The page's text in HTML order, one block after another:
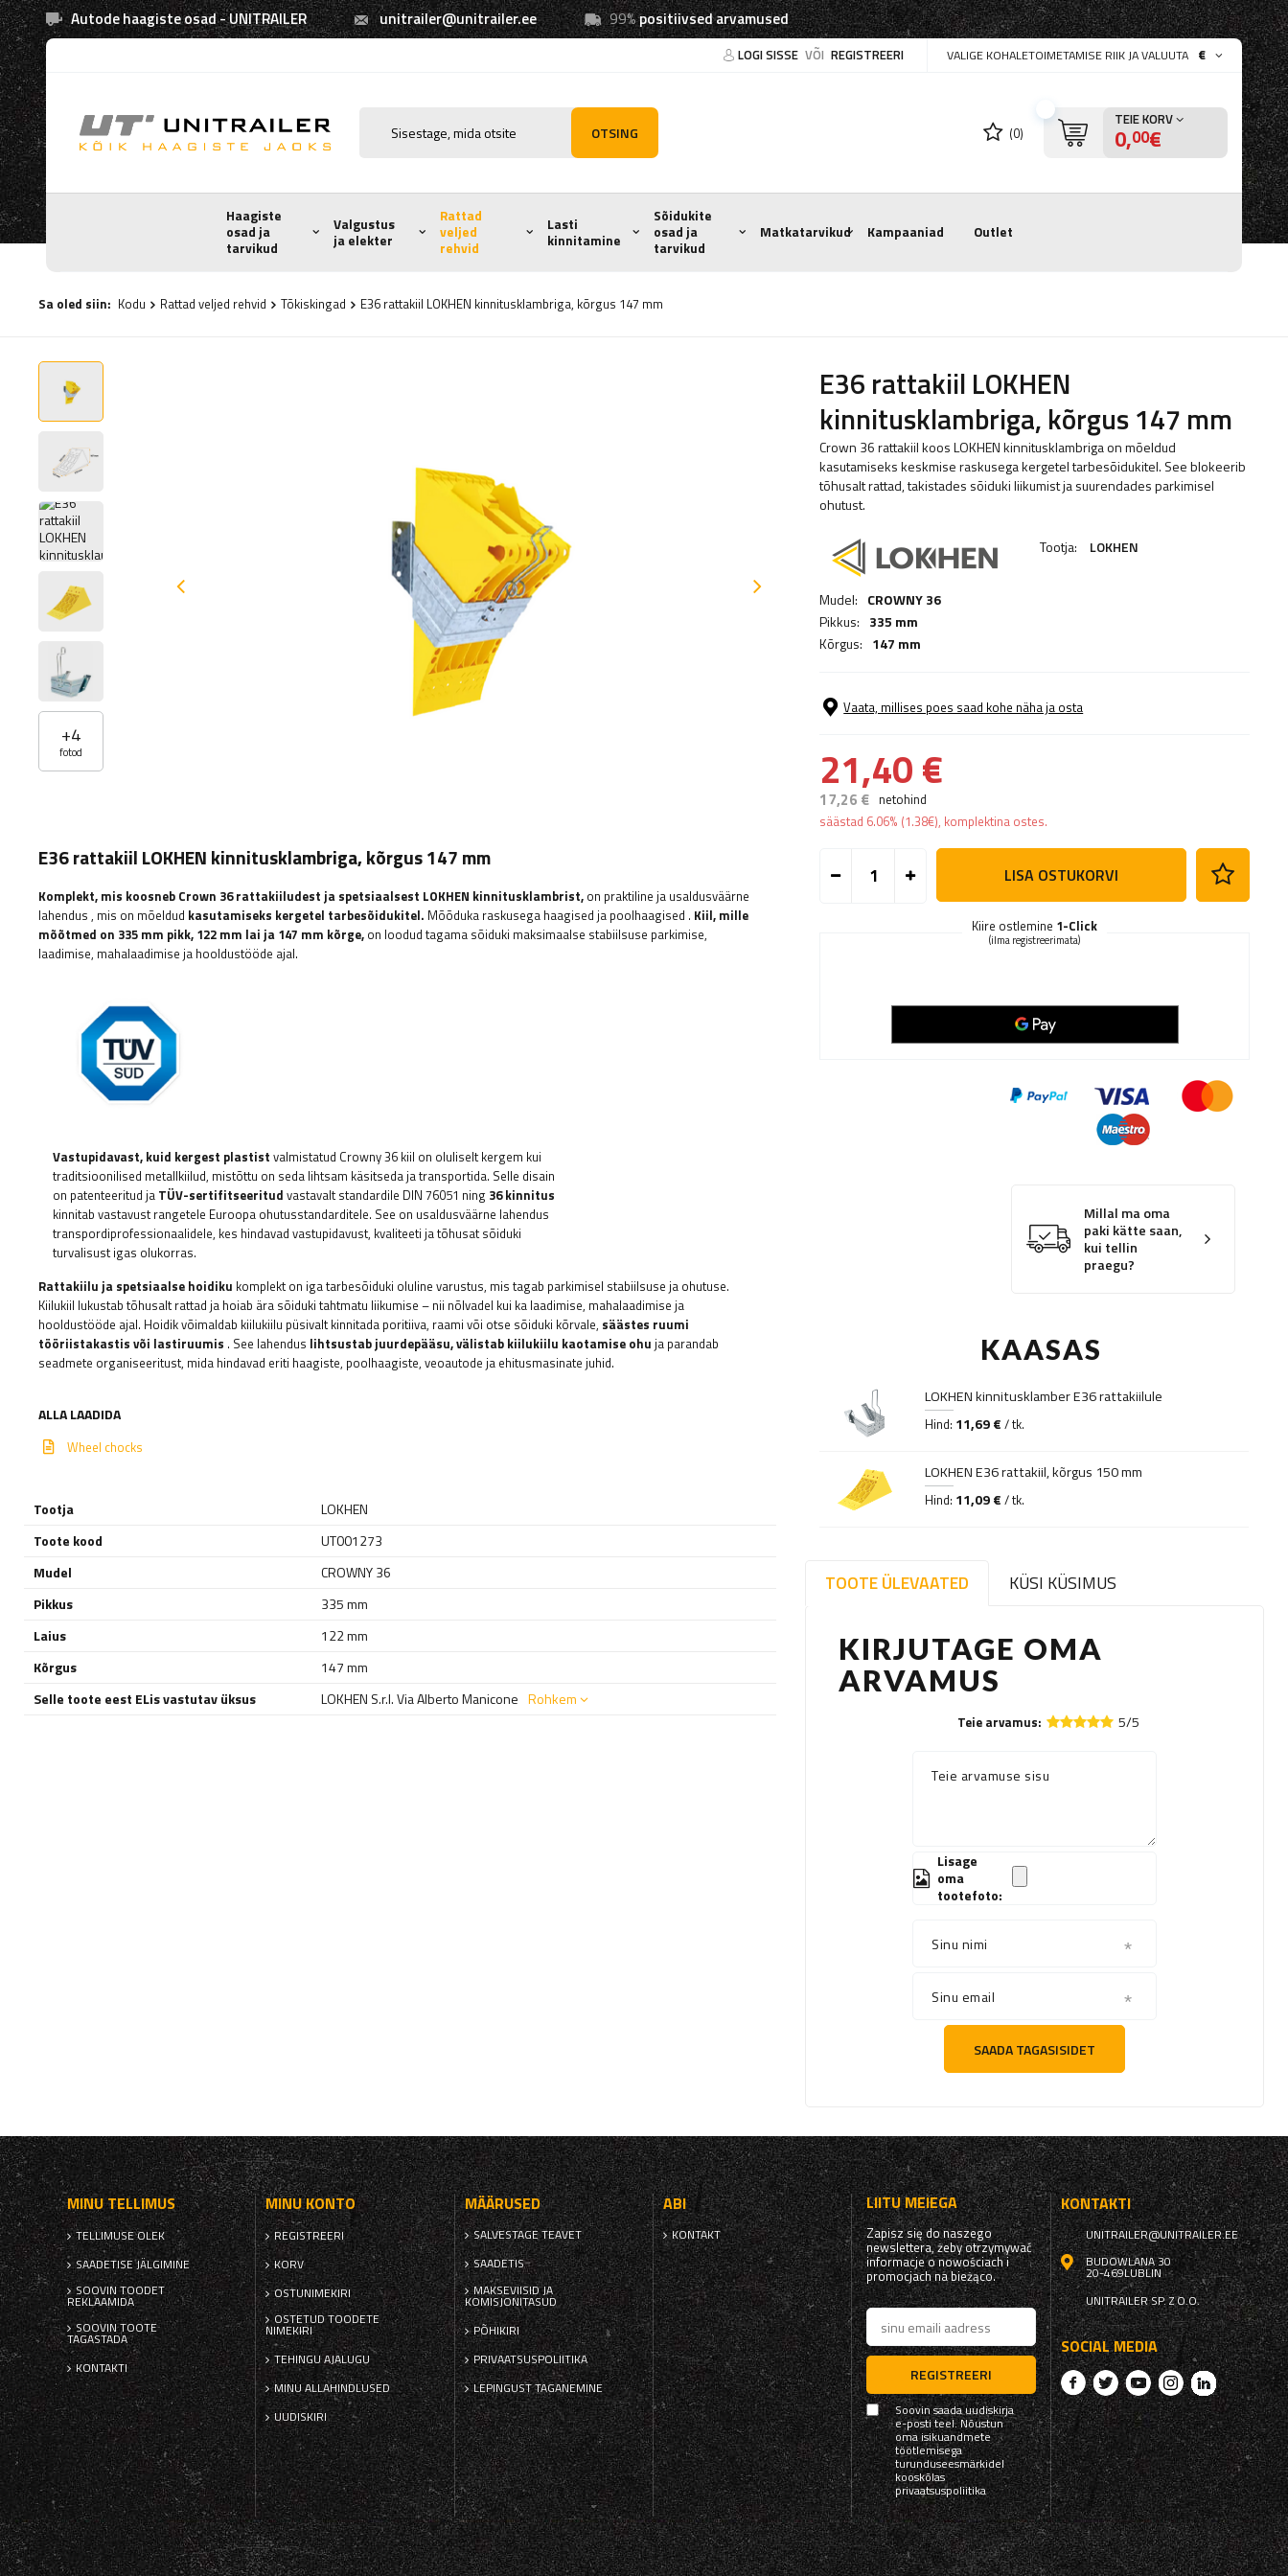
Autode haagiste osad - UNITRAILER unitrailer@unitrailer.ee 99%positiivsed arvamused
LOGI SISSE VÕI REGISTREERI VALIGE KOHALETOIMETAMISE RIIK JA VALUUTA €
OTSING (0)
TEIE KORV
0,00€
Haagiste
osad ja
tarvikud
Valgustus
ja elekter
Rattad
veljed
rehvid
Lasti
kinnitamine
Sõidukite
osad ja
tarvikud
Matkatarvikud Kampaaniad Outlet
Sa oled siin: Kodu Rattad veljed rehvid Tõkiskingad E36 rattakiil LOKHEN kinnitusklambriga, kõrgus 147 mm
+4
fotod
E36 rattakiil LOKHEN
kinnitusklambriga, kõrgus 147 mm
Crown 36 rattakiil koos LOKHEN kinnitusklambriga on mõeldud
kasutamiseks keskmise raskusega kergetel tarbesõidukitel. See blokeerib
tõhusalt rattad, takistades sõiduki liikumist ja suurendades parkimisel
ohutust.
Tootja: LOKHEN
Mudel: CROWNY 36
Pikkus: 335 mm
Kõrgus: 147 mm
Vaata, millises poes saad kohe näha ja osta
21,40 €
17,26 € netohind
säästad 6.06% (1.38€), komplektina ostes.
LISA OSTUKORVI
Kiire ostlemine 1-Click
(ilma registreerimata)
Millal ma oma
paki kätte saan,
kui tellin
praegu?
KAASAS
LOKHEN kinnitusklamber E36 rattakiilule
Hind: 11,69 € / tk.
LOKHEN E36 rattakiil, kõrgus 150 mm
Hind: 11,09 € / tk.
TOOTE ÜLEVAATED KÜSI KÜSIMUS
KIRJUTAGE OMA
ARVAMUS
Teie arvamus: 5/5
Teie arvamuse sisu
Lisage
oma
tootefoto:
Sinu nimi
Sinu email
SAADA TAGASISIDET
E36 rattakiil LOKHEN kinnitusklambriga, kõrgus 147 mm
Komplekt, mis koosneb Crown 36 rattakiiludest ja spetsiaalsest LOKHEN kinnitusklambrist, on praktiline ja usaldusväärne
lahendus , mis on mõeldud kasutamiseks kergetel tarbesõidukitel. Mõõduka raskusega haagised ja poolhaagised . Kiil, mille
mõõtmed on 335 mm pikk, 122 mm lai ja 147 mm kõrge, on loodud tagama sõiduki maksimaalse stabiilsuse parkimise,
laadimise, mahalaadimise ja hooldustööde ajal.
Vastupidavast, kuid kergest plastist valmistatud Crowny 36 kiil on oluliselt kergem kui
traditsioonilised metallkiilud, mistõttu on seda lihtsam käsitseda ja transportida. Selle disain
on patenteeritud ja TÜV-sertifitseeritud vastavalt standardile DIN 76051 ning 36 kinnitus
kinnitab vastavust rangetele Euroopa ohutusstandarditele. See on usaldusväärne lahendus
transpordiprofessionaalidele, kes hindavad vastupidavust, kvaliteeti ja tõhusat sõiduki
turvalisust igas olukorras.
Rattakiilu ja spetsiaalse hoidiku komplekt on iga tarbesõiduki oluline varustus, mis tagab parkimisel stabiilsuse ja ohutuse.
Kiilukiil lukustab tõhusalt rattad ja hoiab ära sõiduki tahtmatu liikumise – nii nõlvadel kui ka laadimise, mahalaadimise ja
hooldustööde ajal. Hoidik võimaldab kiilukiilu püsivalt kinnitada poritiiva, raami või otse sõiduki kõrvale, säästes ruumi
tööriistakastis või lastiruumis . See lahendus lihtsustab juurdepääsu, välistab kiilukiilu kaotamise ohu ja parandab
seadmete organiseeritust, mida hindavad eriti haagiste, poolhaagiste, veoautode ja ehitusmasinate juhid.
ALLA LAADIDA
Wheel chocks
Tootja
LOKHEN
Toote kood
UT001273
Mudel
CROWNY 36
Pikkus
335 mm
Laius
122 mm
Kõrgus
147 mm
Selle toote eest ELis vastutav üksus
LOKHEN S.r.l. Via Alberto Manicone Rohkem
MINU TELLIMUS
TELLIMUSE OLEK
SAADETISE JÄLGIMINE
SOOVIN TOODET
REKLAAMIDA
SOOVIN TOOTE
TAGASTADA
KONTAKTI
MINU KONTO
REGISTREERI
KORV
OSTUNIMEKIRI
OSTETUD TOODETE
NIMEKIRI
TEHINGU AJALUGU
MINU ALLAHINDLUSED
UUDISKIRI
MÄÄRUSED
SALVESTAGE TEAVET
SAADETIS
MAKSEVIISID JA
KOMISJONITASUD
PÕHIKIRI
PRIVAATSUSPOLIITIKA
LEPINGUST TAGANEMINE
ABI
KONTAKT
LIITU MEIEGA
Zapisz się do naszego
newslettera, żeby otrzymywać
informacje o nowościach i
promocjach na bieżąco.
REGISTREERI
Soovin saada uudiskirja
e-posti teel. Nõustun
oma isikuandmete
töötlemisega
turunduseesmärkidel
kooskõlas
privaatsuspoliitika
KONTAKTI
UNITRAILER@UNITRAILER.EE
BUDOWLANA 30
20-469LUBLIN
UNITRAILER SP. Z O.O.
SOCIAL MEDIA